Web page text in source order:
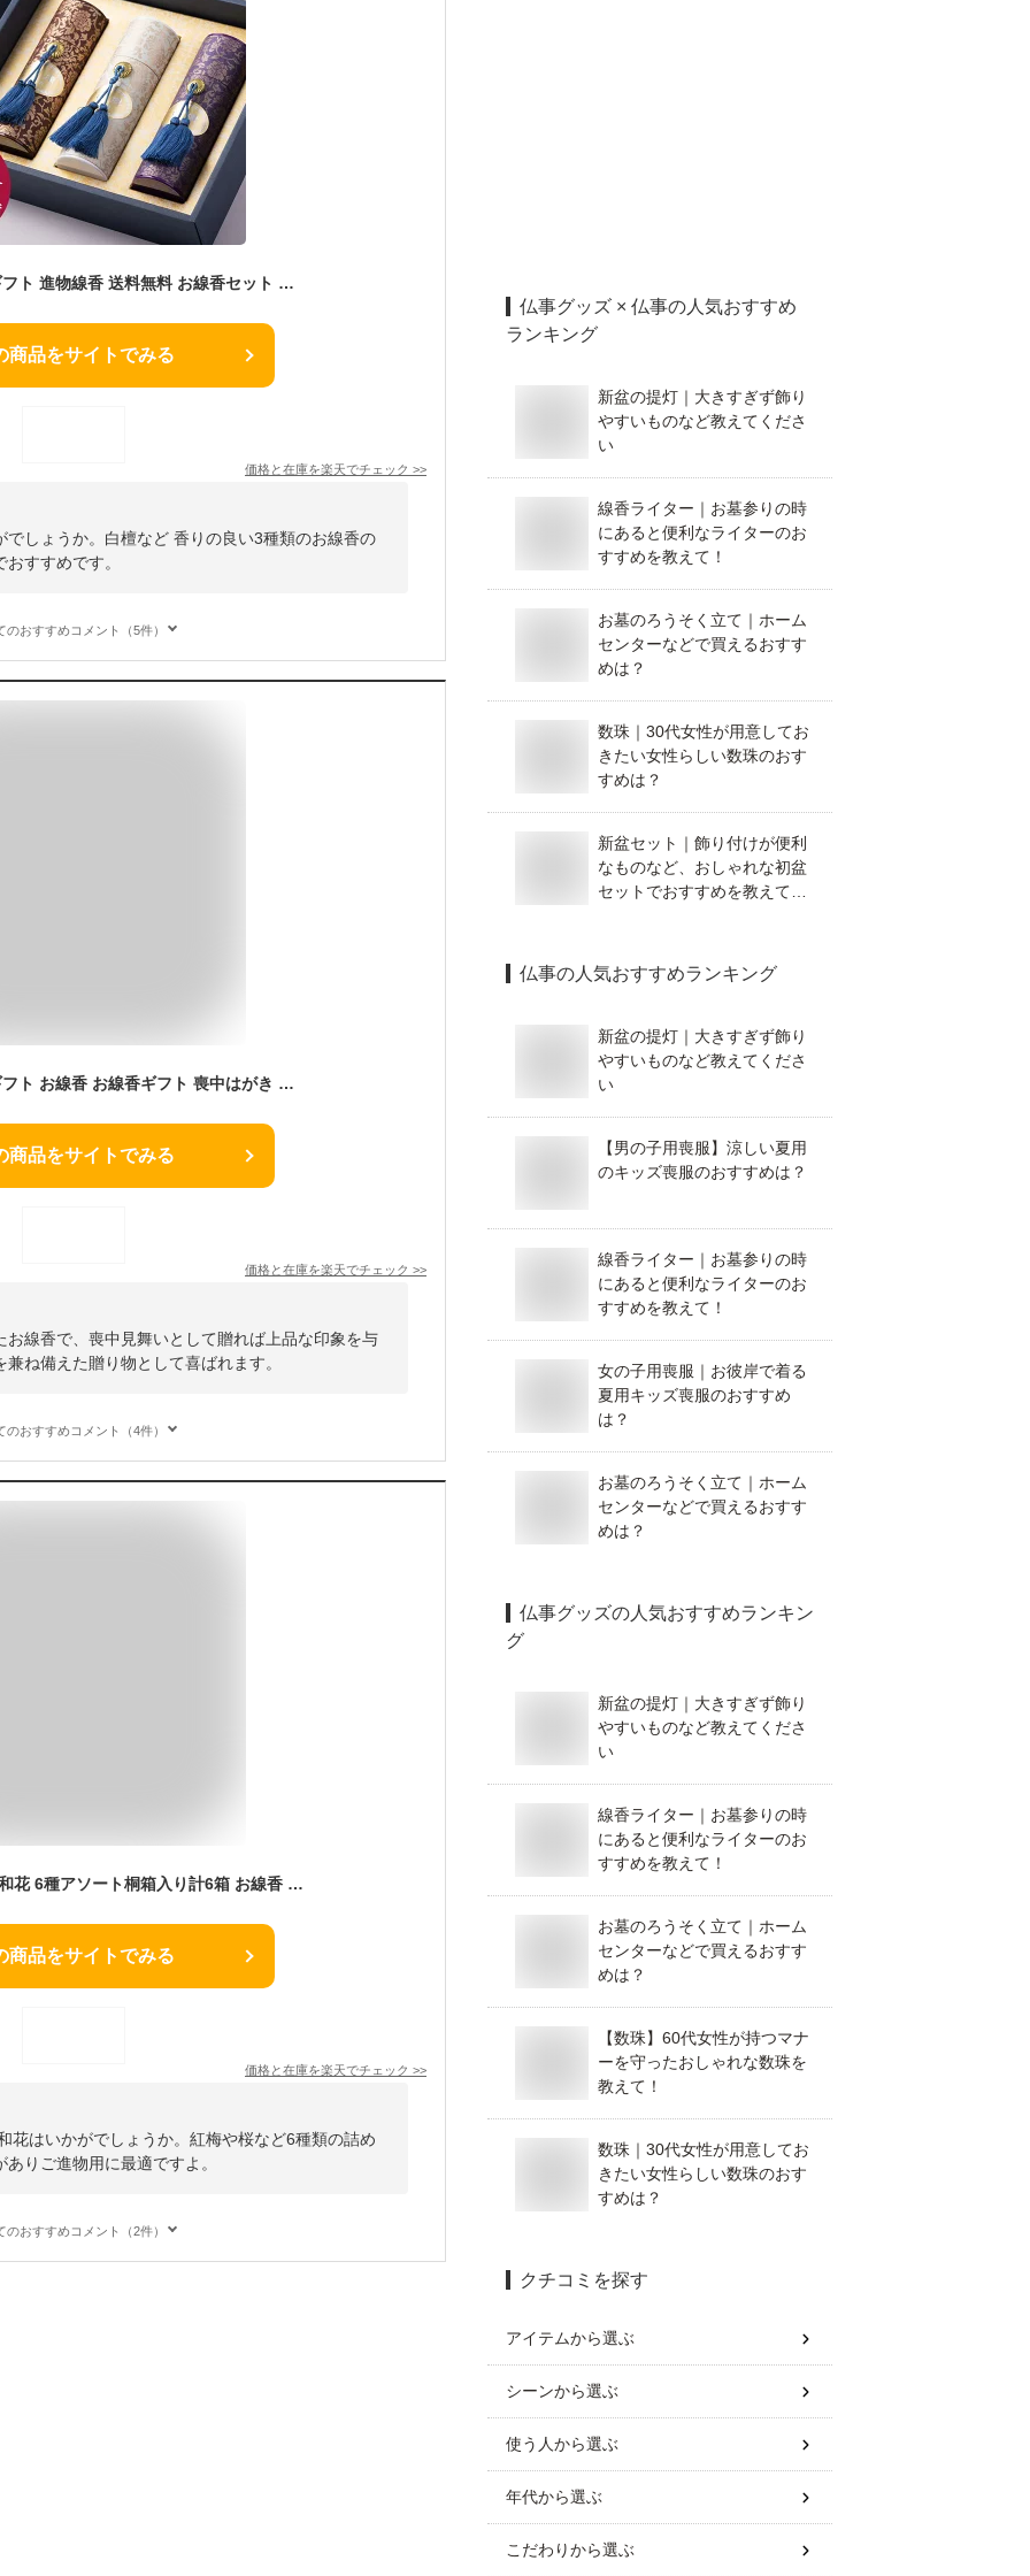
線香 贈答用 お線香 ギフト 進物線香 送料無料 お線香セット 線香セット 線香筒 微煙 美麗香 三種香 白檀 フローラル 沈香 送料込 煙の少ない 煙が少ない おしゃれ/ お盆 御供 お供え お悔やみ 喪中見舞い 進物用線香 御線香 贈答用線香 名入れ
商品をサイトでみる
価格と在庫を楽天でチェック >>
しょうか。白檀など 香りの良い3種類のお線香の
すすめです。
のおすすめコメント（5件）
線香 贈答用 父の日 ギフト お線香 お線香ギフト 喪中はがき 喪中見舞い 高級 微香 微煙 お悔やみ 進物線香 花くらべ 2種 3種 5種 桐箱 お供え 御供 進物 お香 手紙 法事 法要 おしゃれ 初盆 お盆 新盆 御盆【のし無料】【包装無料】
商品をサイトでみる
価格と在庫を楽天でチェック >>
線香で、喪中見舞いとして贈れば上品な印象を与
ね備えた贈り物として喜ばれます。
のおすすめコメント（4件）
奥野晴明堂 進物線香 和花 6種アソート桐箱入り計6箱 お線香 喪中見舞い ギフト セット 微煙 贈答用 線香 お供え メッセージ お悔み状 進物用 御供 ケース 法事 お彼岸 お盆 贈答 進物 お香 お悔やみ お悔み お彼岸 初盆 メッセージ 【のし無料】【包装無料】【送料無料】
商品をサイトでみる
価格と在庫を楽天でチェック >>
花はいかがでしょうか。紅梅や桜など6種類の詰め
りご進物用に最適ですよ。
のおすすめコメント（2件）
仏事グッズ × 仏事の人気おすすめ
ランキング
新盆の提灯｜大きすぎず飾り
やすいものなど教えてくださ
い
線香ライター｜お墓参りの時
にあると便利なライターのお
すすめを教えて！
お墓のろうそく立て｜ホーム
センターなどで買えるおすす
めは？
数珠｜30代女性が用意してお
きたい女性らしい数珠のおす
すめは？
新盆セット｜飾り付けが便利
なものなど、おしゃれな初盆
セットでおすすめを教えてく
仏事の人気おすすめランキング
新盆の提灯｜大きすぎず飾り
やすいものなど教えてくださ
い
【男の子用喪服】涼しい夏用
のキッズ喪服のおすすめは？
線香ライター｜お墓参りの時
にあると便利なライターのお
すすめを教えて！
女の子用喪服｜お彼岸で着る
夏用キッズ喪服のおすすめ
は？
お墓のろうそく立て｜ホーム
センターなどで買えるおすす
めは？
仏事グッズの人気おすすめランキン
グ
新盆の提灯｜大きすぎず飾り
やすいものなど教えてくださ
い
線香ライター｜お墓参りの時
にあると便利なライターのお
すすめを教えて！
お墓のろうそく立て｜ホーム
センターなどで買えるおすす
めは？
【数珠】60代女性が持つマナ
ーを守ったおしゃれな数珠を
教えて！
数珠｜30代女性が用意してお
きたい女性らしい数珠のおす
すめは？
クチコミを探す
アイテムから選ぶ
シーンから選ぶ
使う人から選ぶ
年代から選ぶ
こだわりから選ぶ